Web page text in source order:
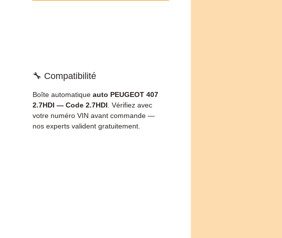
🔧 Compatibilité
Boîte automatique auto PEUGEOT 407
2.7HDI — Code 2.7HDI . Vérifiez avec
votre numéro VIN avant commande —
nos experts valident gratuitement.